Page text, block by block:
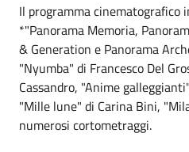
Il programma cinematografico
*"Panorama Memoria,
& Generation e Panorama
"Nyumba" di Francesco Del
Cassandro, "Anime
"Mille lune" di Carina Bini,
numerosi cortometraggi.